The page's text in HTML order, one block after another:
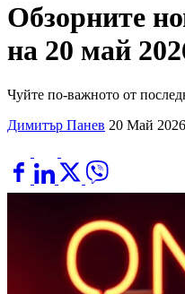
Обзорните
на 20 май
Чуйте по-важното от
Димитър Панев 20 Май